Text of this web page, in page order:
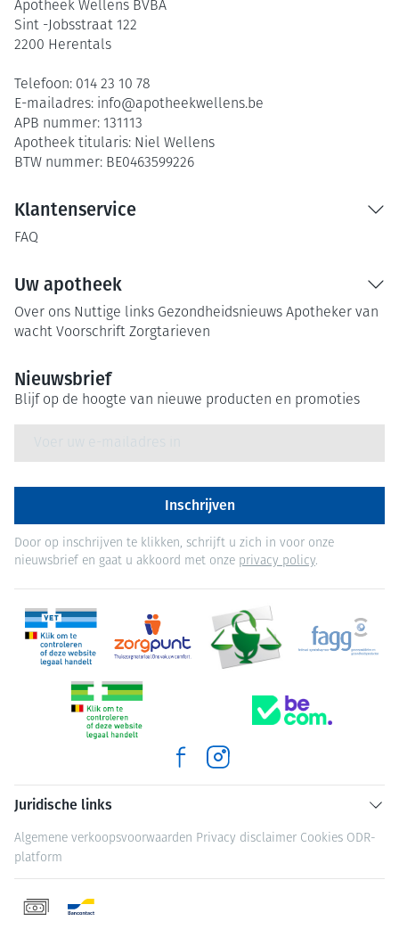
Apotheek Wellens BVBA
Sint -Jobsstraat 122
2200 Herentals
Telefoon: 014 23 10 78
E-mailadres: info@apotheekwellens.be
APB nummer: 131113
Apotheek titularis: Niel Wellens
BTW nummer: BE0463599226
Klantenservice
FAQ
Uw apotheek
Over ons Nuttige links Gezondheidsnieuws Apotheker van
wacht Voorschrift Zorgtarieven
Nieuwsbrief
Blijf op de hoogte van nieuwe producten en promoties
Inschrijven
Door op inschrijven te klikken, schrijft u zich in voor onze
nieuwsbrief en gaat u akkoord met onze privacy policy.
Juridische links
Algemene verkoopsvoorwaarden Privacy disclaimer Cookies ODR-
platform